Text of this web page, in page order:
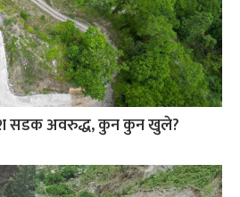
सडक अवरुद्ध, कुन कुन खुले?